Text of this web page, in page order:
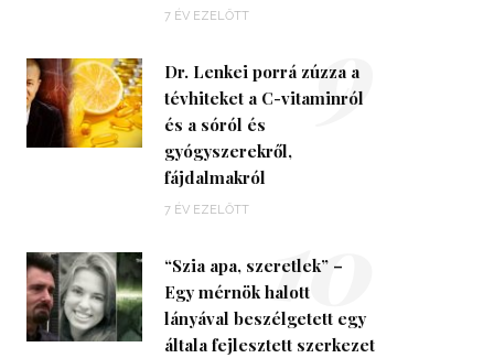
7 ÉV EZELŐTT
Dr. Lenkei porrá zúzza a
tévhiteket a C-vitaminról
és a sóról és
gyógyszerekről,
fájdalmakról
7 ÉV EZELŐTT
9
“Szia apa, szeretlek” –
Egy mérnök halott
lányával beszélgetett egy
általa fejlesztett szerkezet
10